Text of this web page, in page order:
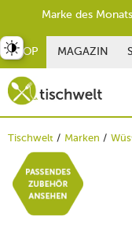
SHOP MAGAZIN
Tischwelt Marken
umschalten
Marke des